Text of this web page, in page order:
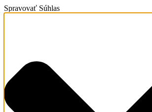
Spravovať Súhlas